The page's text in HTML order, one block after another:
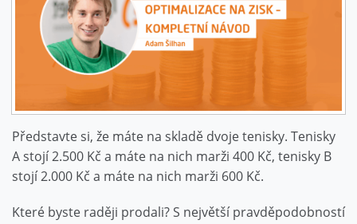
Představte si, že máte na skladě dvoje tenisky. Tenisky
A stojí 2.500 Kč a máte na nich marži 400 Kč, tenisky B
stojí 2.000 Kč a máte na nich marži 600 Kč.
Které byste raději prodali? S největší pravděpodobností